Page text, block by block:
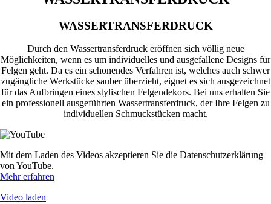
WASSERTRANSFERDRUCK
Durch den Wassertransferdruck eröffnen sich völlig neue
Möglichkeiten, wenn es um individuelles und ausgefallene Designs für
Felgen geht. Da es ein schonendes Verfahren ist, welches auch schwer
zugängliche Werkstücke sauber überzieht, eignet es sich ausgezeichnet
für das Aufbringen eines stylischen Felgendekors. Bei uns erhalten Sie
ein professionell ausgeführten Wassertransferdruck, der Ihre Felgen zu
individuellen Schmuckstücken macht.
Mit dem Laden des Videos akzeptieren Sie die Datenschutzerklärung
von YouTube.
Mehr erfahren
Video laden